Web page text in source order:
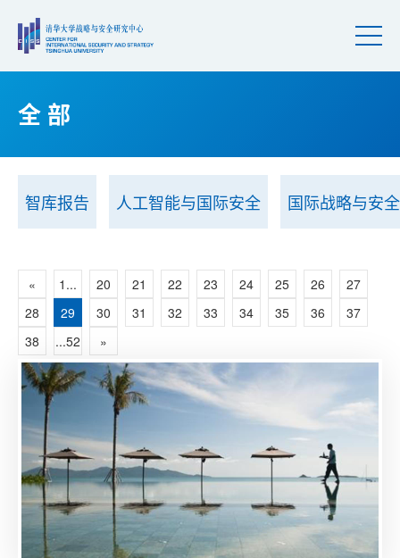
全 部
智库报告 人工智能与国际安全 国际战略与安
« 1... 20 21 22 23 24 25 26
27
28
29 30 31 32 33 34 35 36
37
38
...52 »